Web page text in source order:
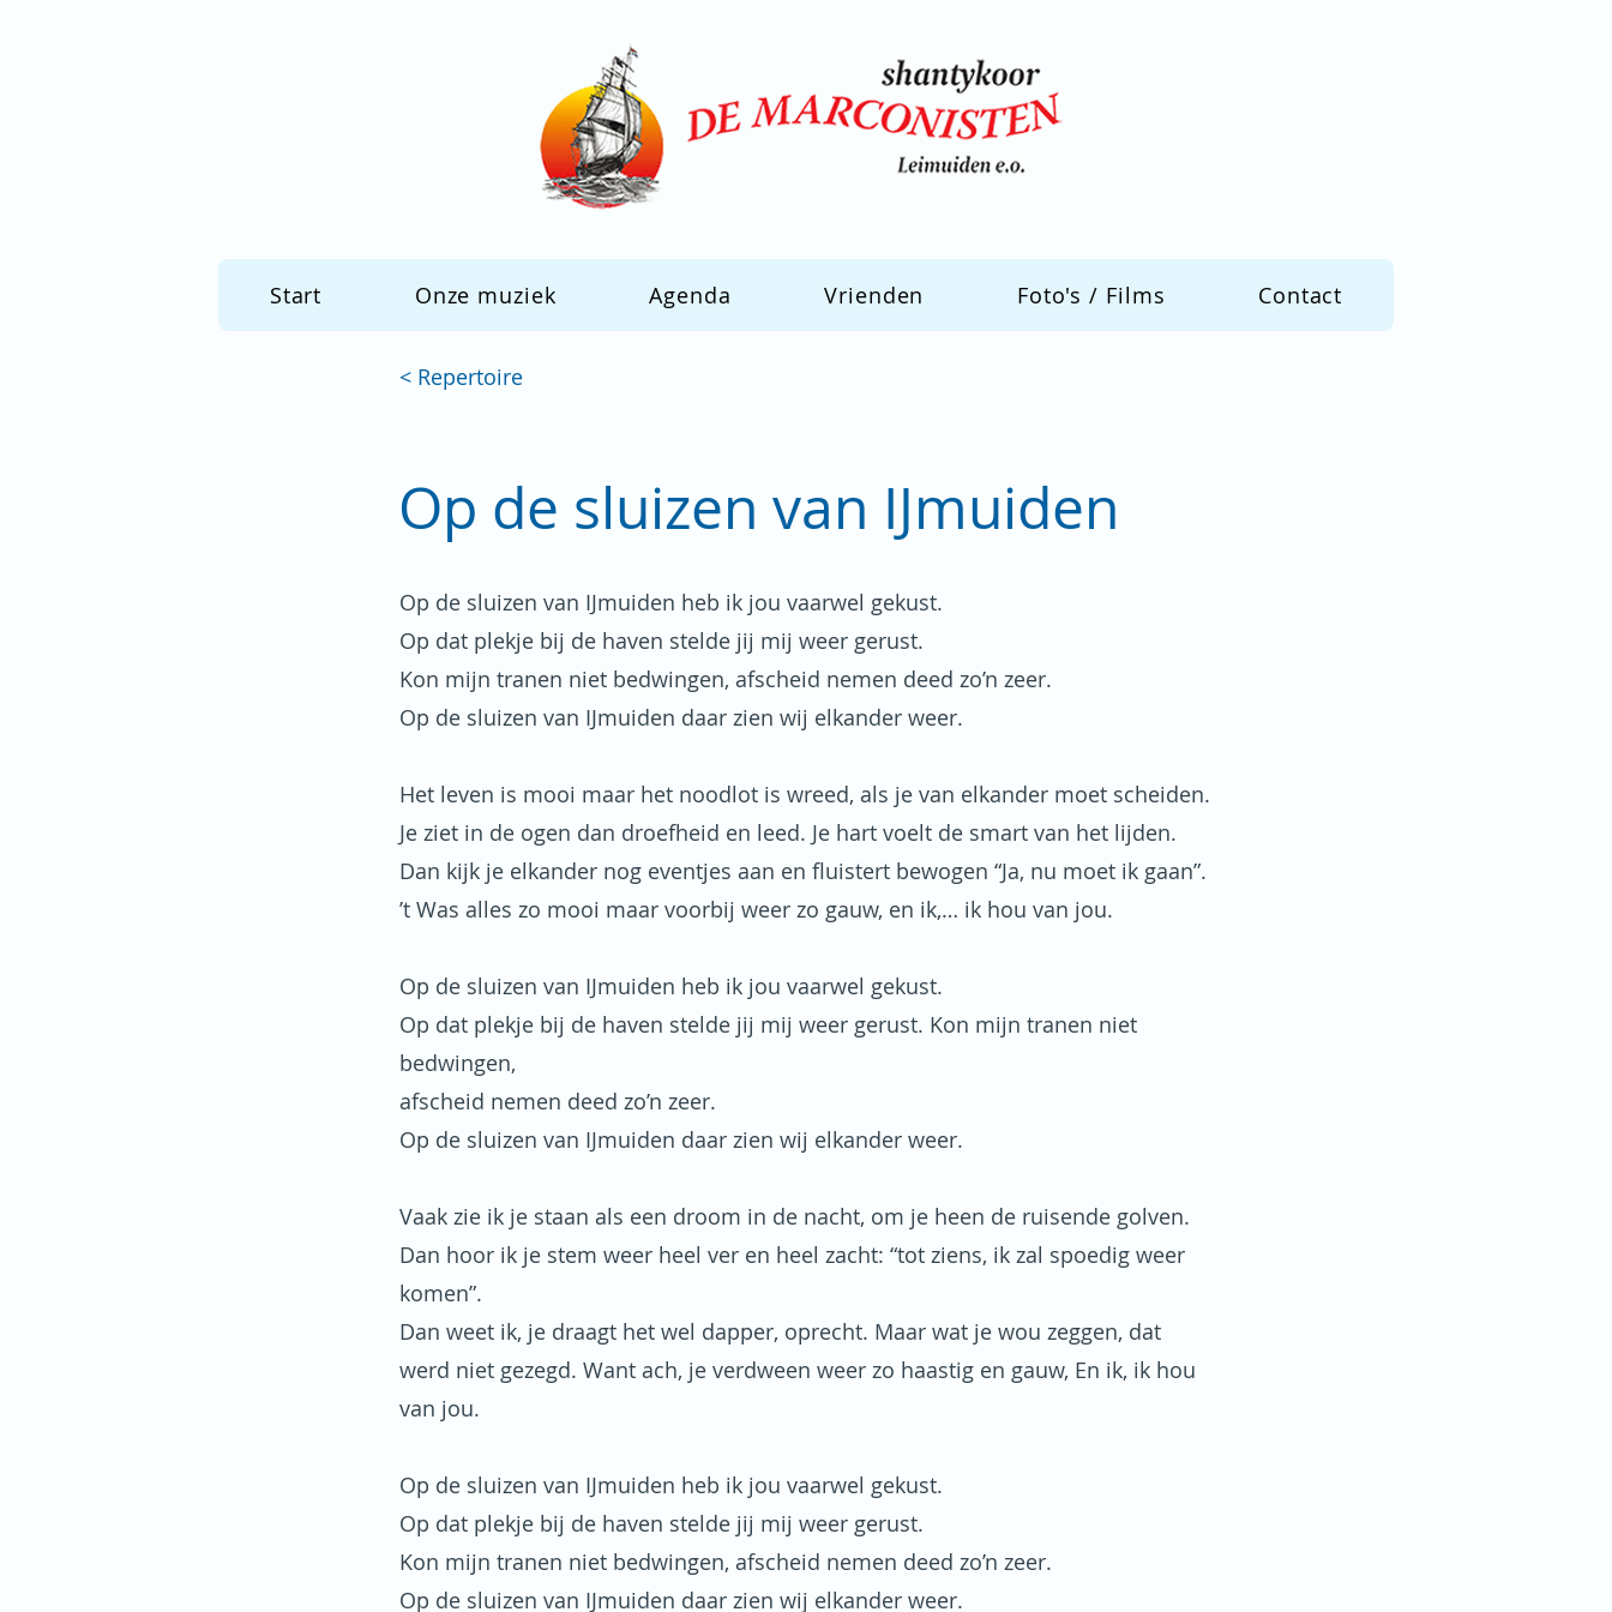
Start Onze muziek Agenda Vrienden Foto's / Films Contact
< Repertoire
Op de sluizen van IJmuiden
Op de sluizen van IJmuiden heb ik jou vaarwel gekust.
Op dat plekje bij de haven stelde jij mij weer gerust.
Kon mijn tranen niet bedwingen, afscheid nemen deed zo’n zeer.
Op de sluizen van IJmuiden daar zien wij elkander weer.
Het leven is mooi maar het noodlot is wreed, als je van elkander moet scheiden.
Je ziet in de ogen dan droefheid en leed. Je hart voelt de smart van het lijden.
Dan kijk je elkander nog eventjes aan en fluistert bewogen “Ja, nu moet ik gaan”.
’t Was alles zo mooi maar voorbij weer zo gauw, en ik,… ik hou van jou.
Op de sluizen van IJmuiden heb ik jou vaarwel gekust.
Op dat plekje bij de haven stelde jij mij weer gerust. Kon mijn tranen niet
bedwingen,
afscheid nemen deed zo’n zeer.
Op de sluizen van IJmuiden daar zien wij elkander weer.
Vaak zie ik je staan als een droom in de nacht, om je heen de ruisende golven.
Dan hoor ik je stem weer heel ver en heel zacht: “tot ziens, ik zal spoedig weer
komen”.
Dan weet ik, je draagt het wel dapper, oprecht. Maar wat je wou zeggen, dat
werd niet gezegd. Want ach, je verdween weer zo haastig en gauw, En ik, ik hou
van jou.
Op de sluizen van IJmuiden heb ik jou vaarwel gekust.
Op dat plekje bij de haven stelde jij mij weer gerust.
Kon mijn tranen niet bedwingen, afscheid nemen deed zo’n zeer.
Op de sluizen van IJmuiden daar zien wij elkander weer.